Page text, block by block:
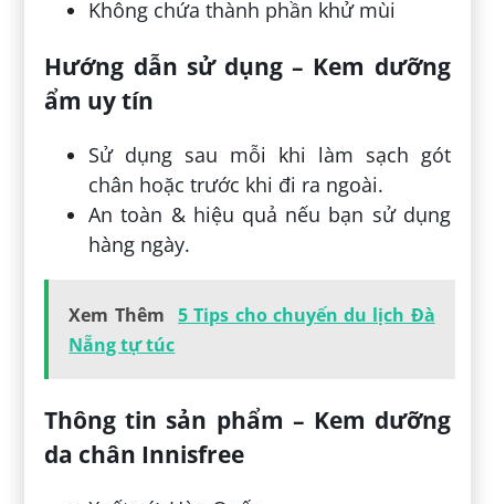
Không chứa thành phần khử mùi
Hướng dẫn sử dụng – Kem dưỡng
ẩm uy tín
Sử dụng sau mỗi khi làm sạch gót
chân hoặc trước khi đi ra ngoài.
An toàn & hiệu quả nếu bạn sử dụng
hàng ngày.
Xem Thêm 5 Tips cho chuyến du lịch Đà
Nẵng tự túc
Thông tin sản phẩm – Kem dưỡng
da chân Innisfree